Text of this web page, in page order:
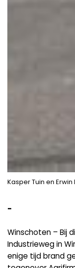
Kasper Tuin en Erwin
-
Winschoten – Bij
Industrieweg in
enige tijd brand